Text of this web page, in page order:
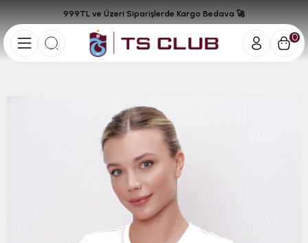
0
999TL ve Üzeri Siparişlerde Kargo Bedava 🚀